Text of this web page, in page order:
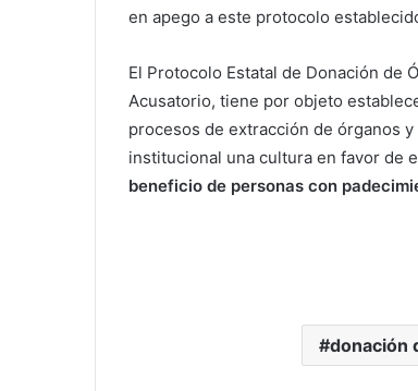
en apego a este protocolo
El Protocolo Estatal de Donación de
Acusatorio, tiene por objeto
procesos de extracción de órganos
institucional una cultura en favor de
beneficio de personas con
donación